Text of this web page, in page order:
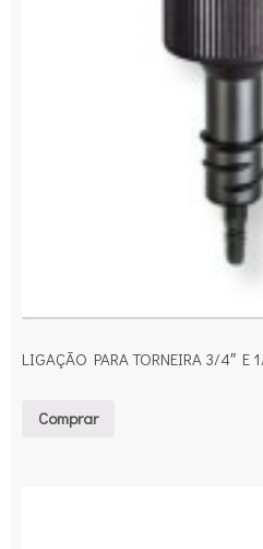
LIGAÇÃO PARA TORNEIRA 3/4″ E
Comprar